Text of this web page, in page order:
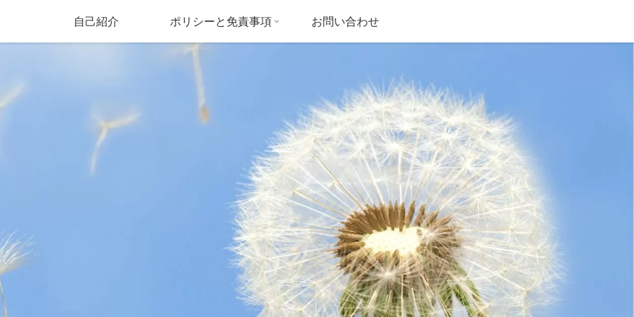
自己紹介 ポリシーと免責事項 お問い合わせ